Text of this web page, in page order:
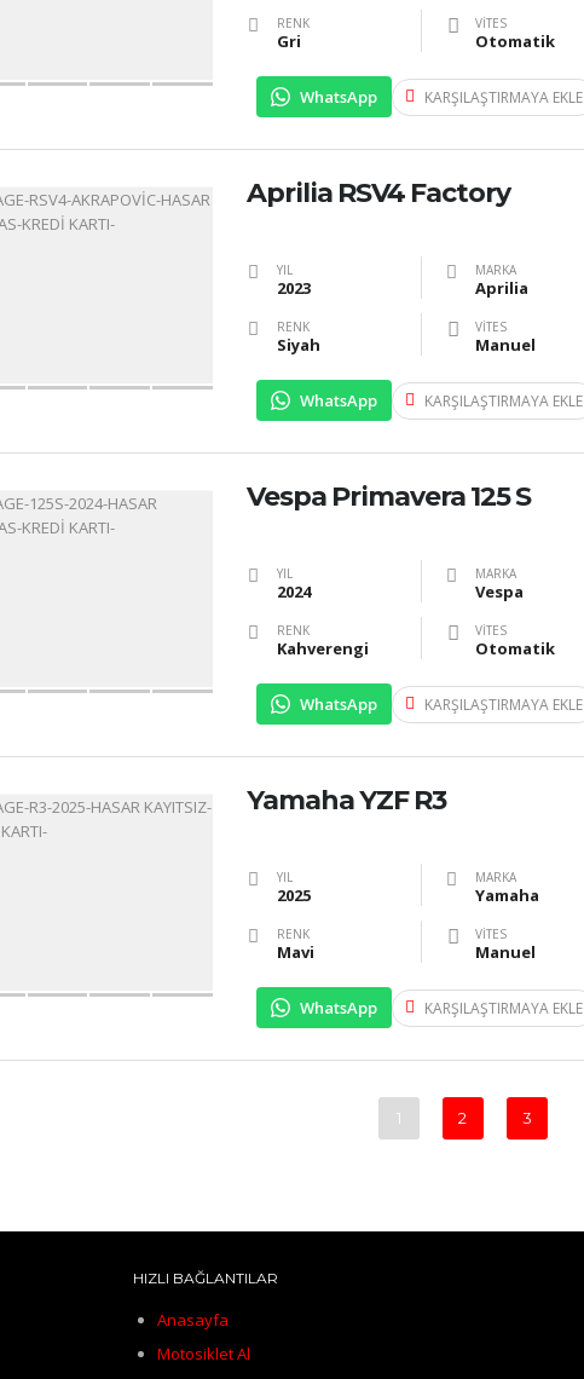
RENK
Gri
VITES
Otomatik
WhatsApp KARŞILAŞTIRMAYA EKLE
Aprilia RSV4 Factory
YIL
2023
MARKA
Aprilia
RENK
Siyah
VITES
Manuel
WhatsApp KARŞILAŞTIRMAYA EKLE
Vespa Primavera 125 S
YIL
2024
MARKA
Vespa
RENK
Kahverengi
VITES
Otomatik
WhatsApp KARŞILAŞTIRMAYA EKLE
Yamaha YZF R3
YIL
2025
MARKA
Yamaha
RENK
Mavi
VITES
Manuel
WhatsApp KARŞILAŞTIRMAYA EKLE
1 2 3
HIZLI BAĞLANTILAR
Anasayfa
Motosiklet Al